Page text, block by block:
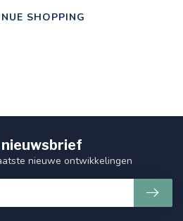
SHOPPING
nieuwsbrief
nieuwe ontwikkelingen